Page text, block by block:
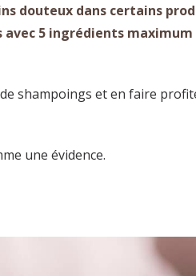
douteux dans certains
avec 5 ingrédients maximum
de shampoings et en faire
une évidence.